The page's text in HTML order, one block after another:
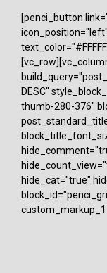
[penci_button
DESC"
thumb-280-376"
hide_cat="true"